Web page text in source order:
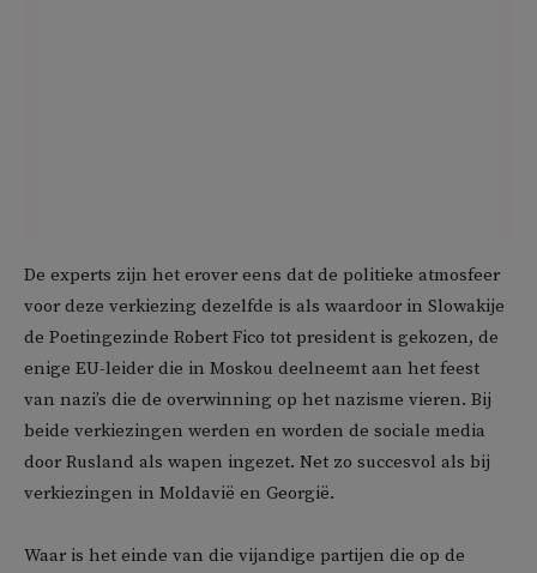
De experts zijn het erover eens dat de politieke atmosfeer
voor deze verkiezing dezelfde is als waardoor in Slowakije
de Poetingezinde Robert Fico tot president is gekozen, de
enige EU-leider die in Moskou deelneemt aan het feest
van nazi’s die de overwinning op het nazisme vieren. Bij
beide verkiezingen werden en worden de sociale media
door Rusland als wapen ingezet. Net zo succesvol als bij
verkiezingen in Moldavië en Georgië.
Waar is het einde van die vijandige partijen die op de